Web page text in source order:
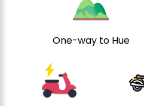
One-way to Hue